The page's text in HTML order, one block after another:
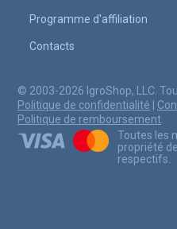
Programme d'affiliation
Contacts
© 2003-2026 IgroShop, LLC.
Politique de confidentialité
Politique de remboursement.
Toutes les
propriété
respectifs.